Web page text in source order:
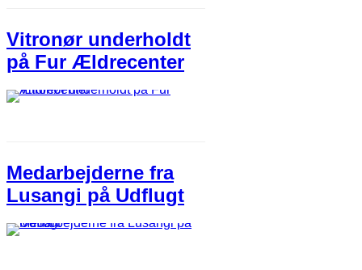
Vitronør underholdt
på Fur Ældrecenter
Medarbejderne fra
Lusangi på Udflugt